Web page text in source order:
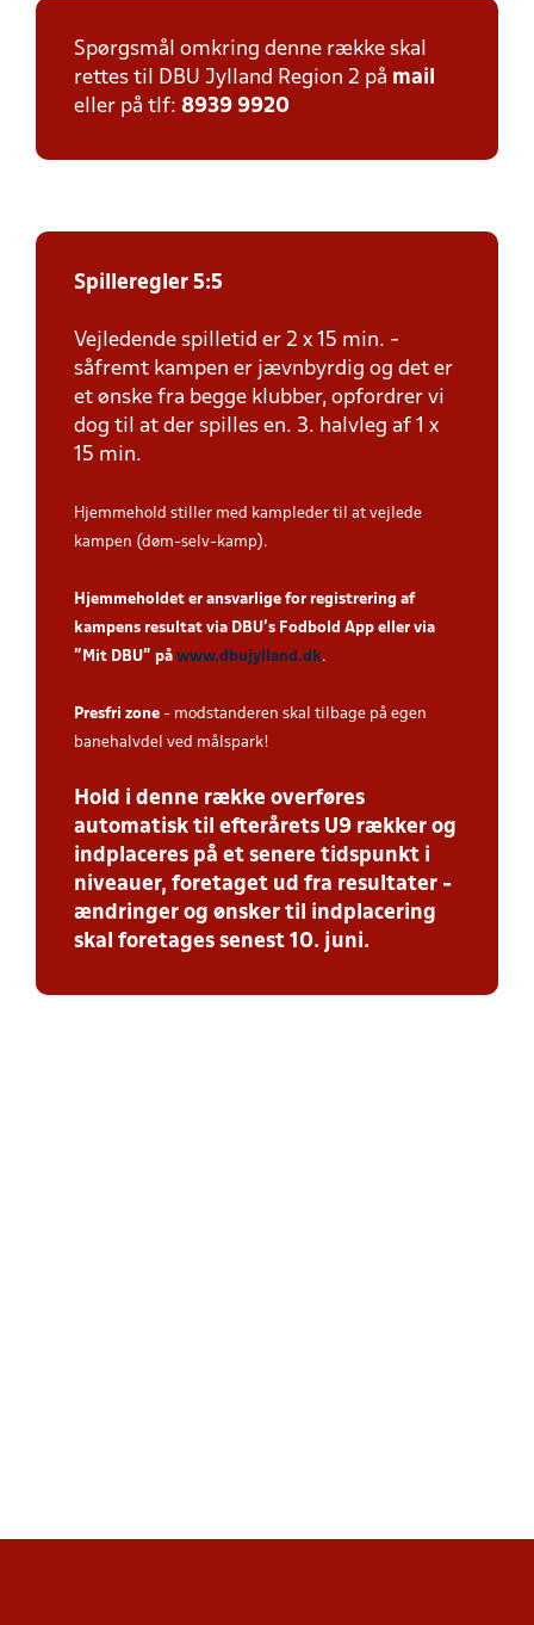
Spørgsmål omkring denne række skal
rettes til DBU Jylland Region 2 på mail
eller på tlf: 8939 9920
Spilleregler 5:5
Vejledende spilletid er 2 x 15 min. -
såfremt kampen er jævnbyrdig og det er
et ønske fra begge klubber, opfordrer vi
dog til at der spilles en. 3. halvleg af 1 x
15 min.
Hjemmehold stiller med kampleder til at vejlede
kampen (døm-selv-kamp).
Hjemmeholdet er ansvarlige for registrering af
kampens resultat via DBU’s Fodbold App eller via
”Mit DBU” på www.dbujylland.dk.
Presfri zone - modstanderen skal tilbage på egen
banehalvdel ved målspark!
Hold i denne række overføres
automatisk til efterårets U9 rækker og
indplaceres på et senere tidspunkt i
niveauer, foretaget ud fra resultater -
ændringer og ønsker til indplacering
skal foretages senest 10. juni.